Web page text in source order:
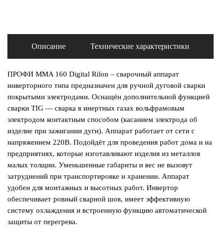
Описание Технические характеристики
ПРОФИ MMA 160 Digital Rilon – сварочный аппарат
инверторного типа предназначен для ручной дуговой сварки
покрытыми электродами. Оснащён дополнительной функцией
сварки TIG — сварка в инертных газах вольфрамовым
электродом контактным способом (касанием электрода об
изделие при зажигании дуги). Аппарат работает от сети с
напряжением 220В. Подойдёт для проведения работ дома и на
предприятиях, которые изготавливают изделия из металлов
малых толщин. Уменьшенные габариты и вес не вызовут
затруднений при транспортировке и хранении. Аппарат
удобен для монтажных и высотных работ. Инвертор
обеспечивает ровный сварной шов, имеет эффективную
систему охлаждения и встроенную функцию автоматической
защиты от перегрева.